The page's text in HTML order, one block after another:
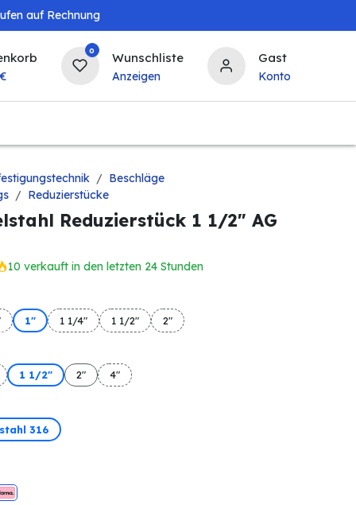
auf Rechnung
€
0 Wunschliste
Anzeigen
Gast
Konto
Beschläge
Reduzierstücke
Reduzierstück 1 1/2" AG
10 verkauft in den letzten 24 Stunden
1" 1 1/4" 1 1/2" 2"
1 1/2" 2" 4"
316